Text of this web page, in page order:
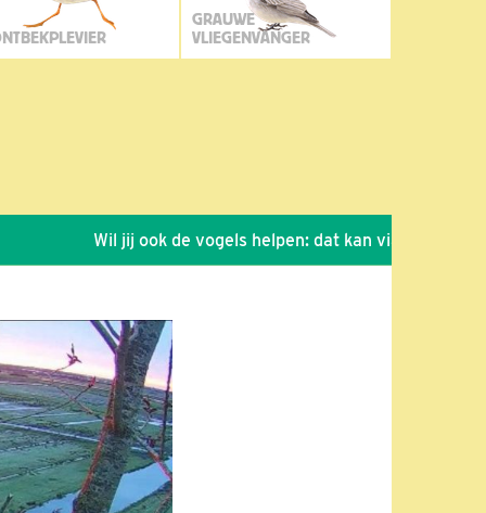
GRAUWE
VLIEGENVANGER
Wil jij ook de vogels helpen: dat kan via de link!